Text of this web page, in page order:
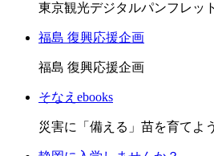
東京観光デジタルパンフレッ
福島 復興応援企画
福島 復興応援企画
そなえebooks
災害に「備える」苗を育てよ